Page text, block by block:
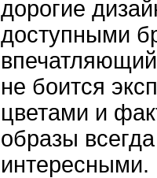
дорогие
доступными
впечатляющий
не боится
цветами и
образы
интересными.